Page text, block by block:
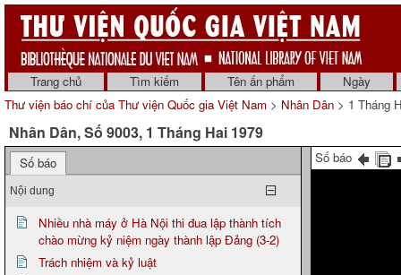
Trang chủ Tìm kiếm Tên ấn phẩm
Ngày
Thư viện báo chí của Thư viện Quốc gia Việt Nam > Nhân Dân > 1 Tháng
Nhân Dân, Số 9003, 1 Tháng Hai 1979
Số báo
Nội dung
Nhiều nhà máy ở Hà Nội thi đua lập thành tích
chào mừng kỷ niệm ngày thành lập Đảng (3-2)
Trách nhiệm và kỷ luật
Số báo